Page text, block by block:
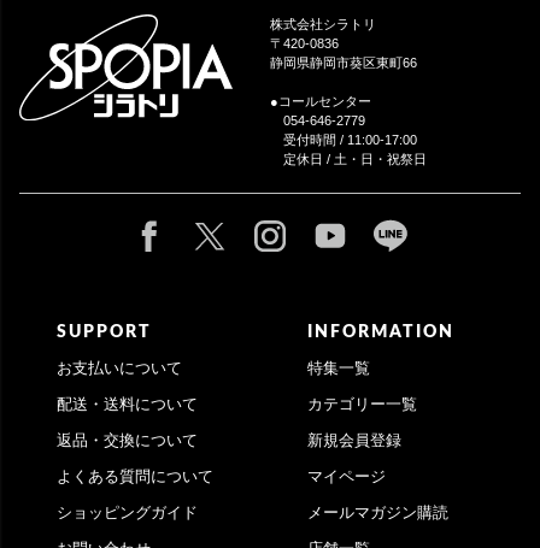
株式会社シラトリ
〒420-0836
静岡県静岡市葵区東町66
●コールセンター
054-646-2779
受付時間 / 11:00-17:00
定休日 / 土・日・祝祭日
SUPPORT
お支払いについて
配送・送料について
返品・交換について
よくある質問について
ショッピングガイド
INFORMATION
特集一覧
カテゴリー一覧
新規会員登録
マイページ
メールマガジン購読